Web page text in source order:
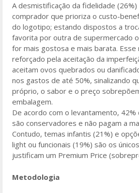
A desmistificação da fidelidade (26%)
comprador que prioriza o custo-
do logotipo; estando dispostos a
favorita por outra de supermercado
for mais gostosa e mais barata. Esse
reforçado pela aceitação da
aceitam ovos quebrados ou
nos gastos de até 50%, sinalizando
próprio, o sabor e o preço
embalagem.
De acordo com o levantamento,
são conservadores e não pagam a
Contudo, temas infantis (21%) e
light ou funcionais (19%) são os
justificam um Premium Price
Metodologia